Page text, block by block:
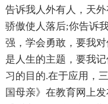
告诉我人外有人，天
骄傲使人落后;你告诉
强，学会勇敢，要我
是人生的主题，要我
习的目的.在于应用，
国母亲》在教育网上